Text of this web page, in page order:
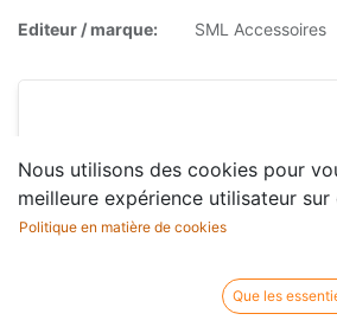
Editeur / marque: SML Accessoires
3,50
Nous utilisons des cookies pour
meilleure expérience utilisateur sur
Politique en matière de cookies
Que les